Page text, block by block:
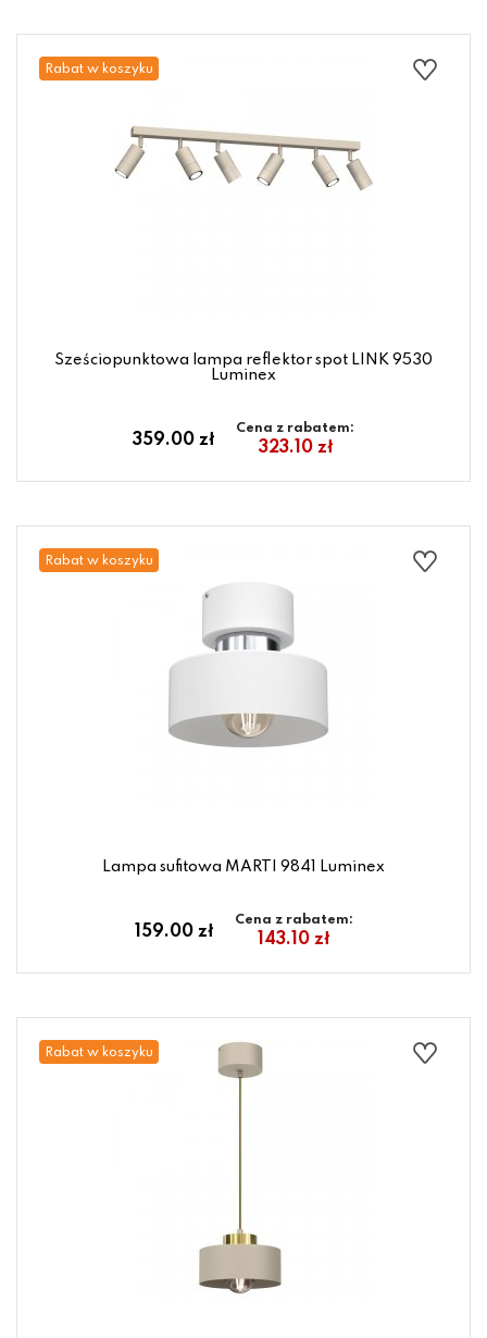
Rabat w koszyku
Sześciopunktowa lampa reflektor spot LINK 9530
Luminex
359.00 zł
Cena z rabatem:
323.10 zł
Rabat w koszyku
Lampa sufitowa MARTI 9841 Luminex
159.00 zł
Cena z rabatem:
143.10 zł
Rabat w koszyku